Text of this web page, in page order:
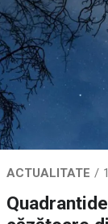
ACTUALITATE